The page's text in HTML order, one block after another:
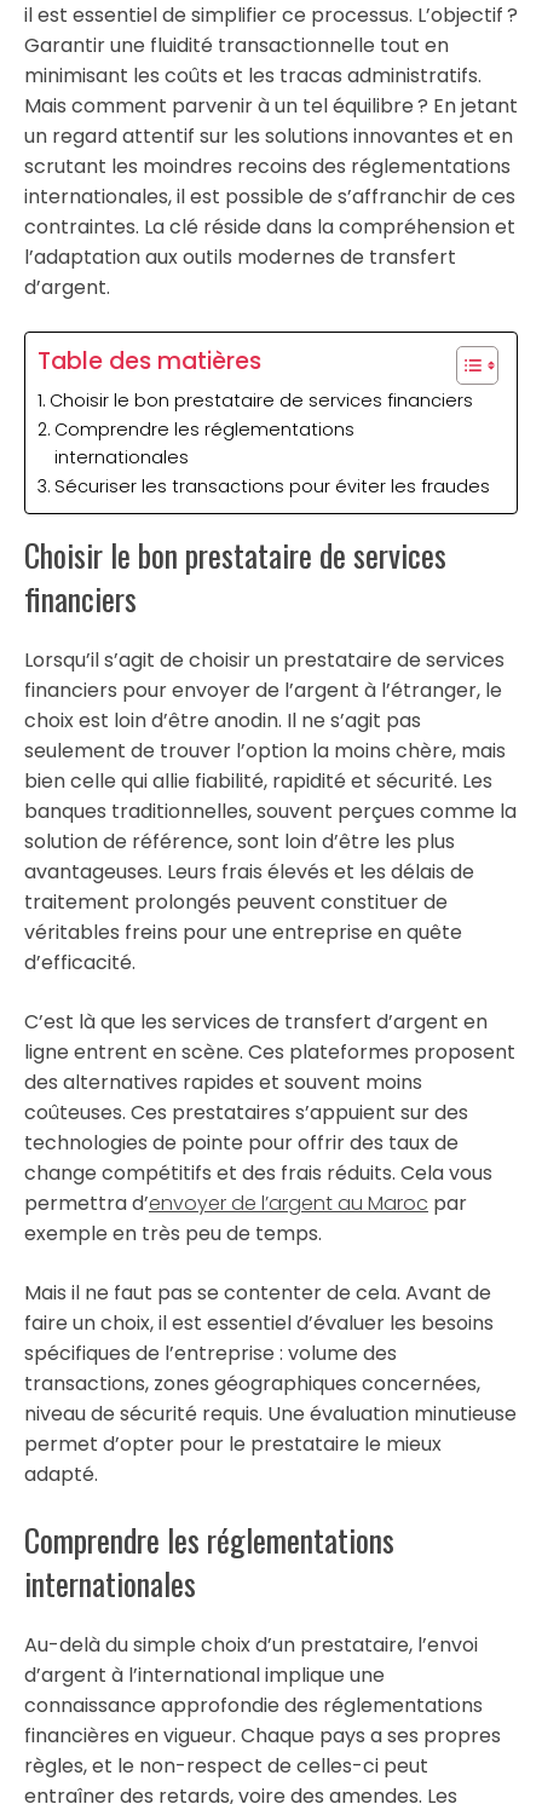
il est essentiel de simplifier ce processus. L’objectif ?
Garantir une fluidité transactionnelle tout en
minimisant les coûts et les tracas administratifs.
Mais comment parvenir à un tel équilibre ? En jetant
un regard attentif sur les solutions innovantes et en
scrutant les moindres recoins des réglementations
internationales, il est possible de s’affranchir de ces
contraintes. La clé réside dans la compréhension et
l’adaptation aux outils modernes de transfert
d’argent.
Table des matières
Choisir le bon prestataire de services financiers
Comprendre les réglementations
internationales
Sécuriser les transactions pour éviter les fraudes
Choisir le bon prestataire de services
financiers
Lorsqu’il s’agit de choisir un prestataire de services
financiers pour envoyer de l’argent à l’étranger, le
choix est loin d’être anodin. Il ne s’agit pas
seulement de trouver l’option la moins chère, mais
bien celle qui allie fiabilité, rapidité et sécurité. Les
banques traditionnelles, souvent perçues comme la
solution de référence, sont loin d’être les plus
avantageuses. Leurs frais élevés et les délais de
traitement prolongés peuvent constituer de
véritables freins pour une entreprise en quête
d’efficacité.
C’est là que les services de transfert d’argent en
ligne entrent en scène. Ces plateformes proposent
des alternatives rapides et souvent moins
coûteuses. Ces prestataires s’appuient sur des
technologies de pointe pour offrir des taux de
change compétitifs et des frais réduits. Cela vous
permettra d’envoyer de l’argent au Maroc par
exemple en très peu de temps.
Mais il ne faut pas se contenter de cela. Avant de
faire un choix, il est essentiel d’évaluer les besoins
spécifiques de l’entreprise : volume des
transactions, zones géographiques concernées,
niveau de sécurité requis. Une évaluation minutieuse
permet d’opter pour le prestataire le mieux
adapté.
Comprendre les réglementations
internationales
Au-delà du simple choix d’un prestataire, l’envoi
d’argent à l’international implique une
connaissance approfondie des réglementations
financières en vigueur. Chaque pays a ses propres
règles, et le non-respect de celles-ci peut
entraîner des retards, voire des amendes. Les